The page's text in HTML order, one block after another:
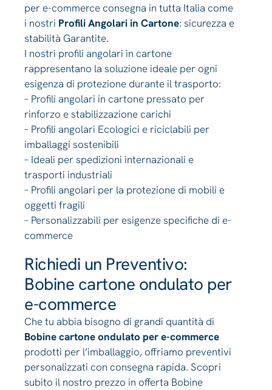
per e-commerce consegna in tutta Italia come
i nostri Profili Angolari in Cartone: sicurezza e
stabilità Garantite.
I nostri profili angolari in cartone
rappresentano la soluzione ideale per ogni
esigenza di protezione durante il trasporto:
– Profili angolari in cartone pressato per
rinforzo e stabilizzazione carichi
– Profili angolari Ecologici e riciclabili per
imballaggi sostenibili
– Ideali per spedizioni internazionali e
trasporti industriali
– Profili angolari per la protezione di mobili e
oggetti fragili
– Personalizzabili per esigenze specifiche di e-
commerce
Richiedi un Preventivo:
Bobine cartone ondulato per
e-commerce
Che tu abbia bisogno di grandi quantità di
Bobine cartone ondulato per e-commerce
prodotti per l’imballaggio, offriamo preventivi
personalizzati con consegna rapida. Scopri
subito il nostro prezzo in offerta Bobine